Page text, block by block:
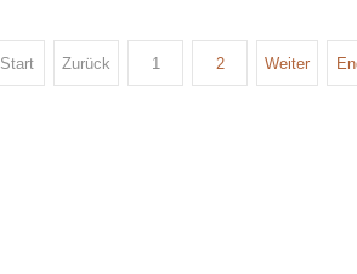
Start Zurück 1 2 Weiter